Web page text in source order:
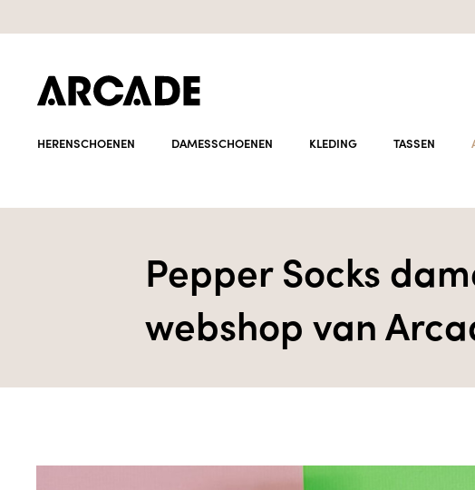
HERENSCHOENEN DAMESSCHOENEN KLEDING TASSEN
Pepper Socks
webshop van